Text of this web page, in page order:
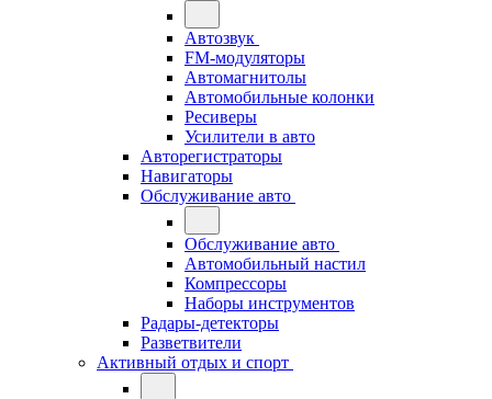
Автозвук
FM-модуляторы
Автомагнитолы
Автомобильные колонки
Ресиверы
Усилители в авто
Авторегистраторы
Навигаторы
Обслуживание авто
Обслуживание авто
Автомобильный настил
Компрессоры
Наборы инструментов
Радары-детекторы
Разветвители
Активный отдых и спорт